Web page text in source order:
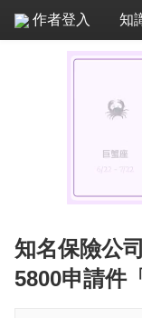
作者登入 知
知名保險公
5800申請件